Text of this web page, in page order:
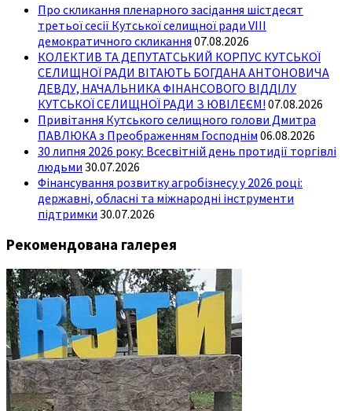
Про скликання пленарного засідання шістдесят
третьої сесії Кутської селищної ради VIII
демократичного скликання 07.08.2026
КОЛЕКТИВ ТА ДЕПУТАТСЬКИЙ КОРПУС КУТСЬКОЇ
СЕЛИЩНОЇ РАДИ ВІТАЮТЬ БОГДАНА АНТОНОВИЧА
ДЕВДУ, НАЧАЛЬНИКА ФІНАНСОВОГО ВІДДІЛУ
КУТСЬКОЇ СЕЛИЩНОЇ РАДИ З ЮВІЛЕЄМ! 07.08.2026
Привітання Кутського селищного голови Дмитра
ПАВЛЮКА з Преображенням Господнім 06.08.2026
30 липня 2026 року: Всесвітній день протидії торгівлі
людьми 30.07.2026
Фінансування розвитку агробізнесу у 2026 році:
державні, обласні та міжнародні інструменти
підтримки 30.07.2026
Рекомендована галерея